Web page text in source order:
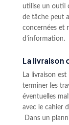
utilise un outil
de tâche peut
concernées et
d’information.
La livraison
La livraison
terminer les
éventuelles
avec le cahier
Dans un